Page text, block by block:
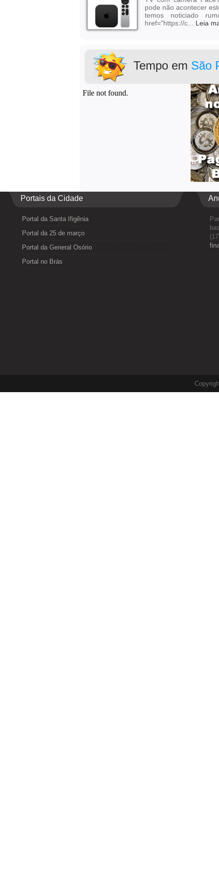
pode não acontecer
temos noticiado
href="https://c... Leia
Tempo em São
Portais da Cidade
Portal da Santa Ifigênia
Portal da 25 de março
Portal da General Osório
Portal no Brás